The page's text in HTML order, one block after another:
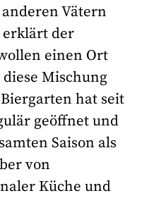
Vätern
erklärt der
einen Ort
Mischung
hat seit
geöffnet und
Saison als
von
Küche und